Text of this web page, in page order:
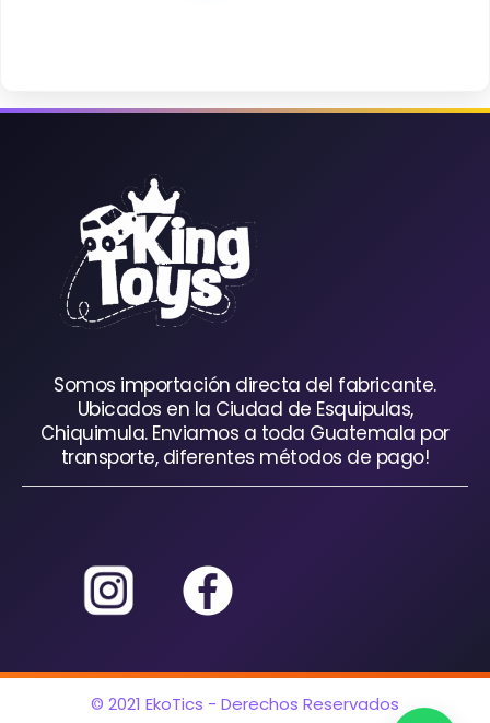
Somos importación directa del fabricante.
Ubicados en la Ciudad de Esquipulas,
Chiquimula. Enviamos a toda Guatemala por
transporte, diferentes métodos de pago!
© 2021 EkoTics - Derechos Reservados